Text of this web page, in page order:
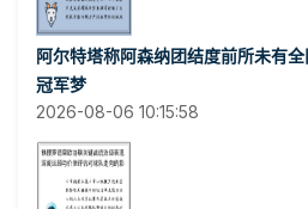
阿尔特塔称阿森纳团结度前所未有
冠军梦
2026-08-06 10:15:58